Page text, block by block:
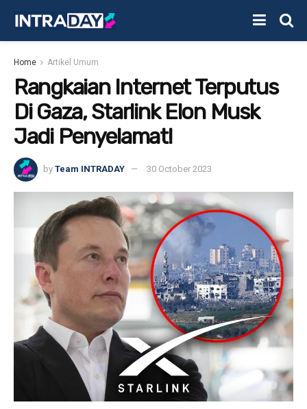
Home Artikel Umum
Rangkaian Internet Terputus
Di Gaza, Starlink Elon Musk
Jadi Penyelamat!
by Team INTRADAY 30 October 2023